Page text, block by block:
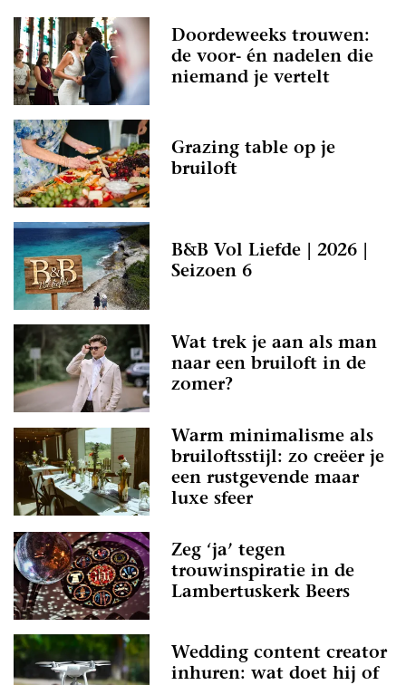
Doordeweeks trouwen:
de voor- én nadelen die
niemand je vertelt
Grazing table op je
bruiloft
B&B Vol Liefde | 2026 |
Seizoen 6
Wat trek je aan als man
naar een bruiloft in de
zomer?
Warm minimalisme als
bruiloftsstijl: zo creëer je
een rustgevende maar
luxe sfeer
Zeg ‘ja’ tegen
trouwinspiratie in de
Lambertuskerk Beers
Wedding content creator
inhuren: wat doet hij of